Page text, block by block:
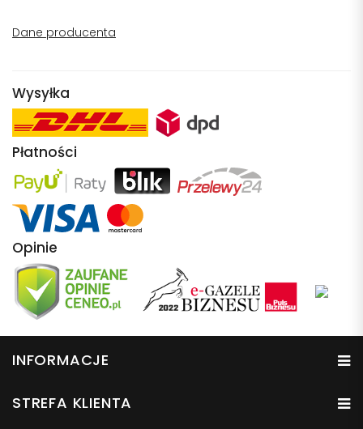
Dane producenta
Wysyłka
Płatności
Opinie
INFORMACJE
STREFA KLIENTA